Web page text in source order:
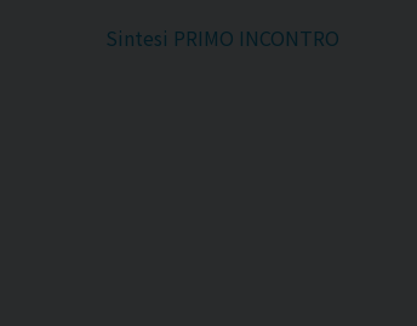
Sintesi PRIMO INCONTRO